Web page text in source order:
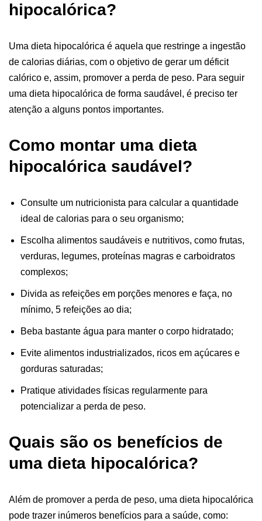
hipocalórica?
Uma dieta hipocalórica é aquela que restringe a ingestão
de calorias diárias, com o objetivo de gerar um déficit
calórico e, assim, promover a perda de peso. Para seguir
uma dieta hipocalórica de forma saudável, é preciso ter
atenção a alguns pontos importantes.
Como montar uma dieta
hipocalórica saudável?
Consulte um nutricionista para calcular a quantidade
ideal de calorias para o seu organismo;
Escolha alimentos saudáveis e nutritivos, como frutas,
verduras, legumes, proteínas magras e carboidratos
complexos;
Divida as refeições em porções menores e faça, no
mínimo, 5 refeições ao dia;
Beba bastante água para manter o corpo hidratado;
Evite alimentos industrializados, ricos em açúcares e
gorduras saturadas;
Pratique atividades físicas regularmente para
potencializar a perda de peso.
Quais são os benefícios de
uma dieta hipocalórica?
Além de promover a perda de peso, uma dieta hipocalórica
pode trazer inúmeros benefícios para a saúde, como: